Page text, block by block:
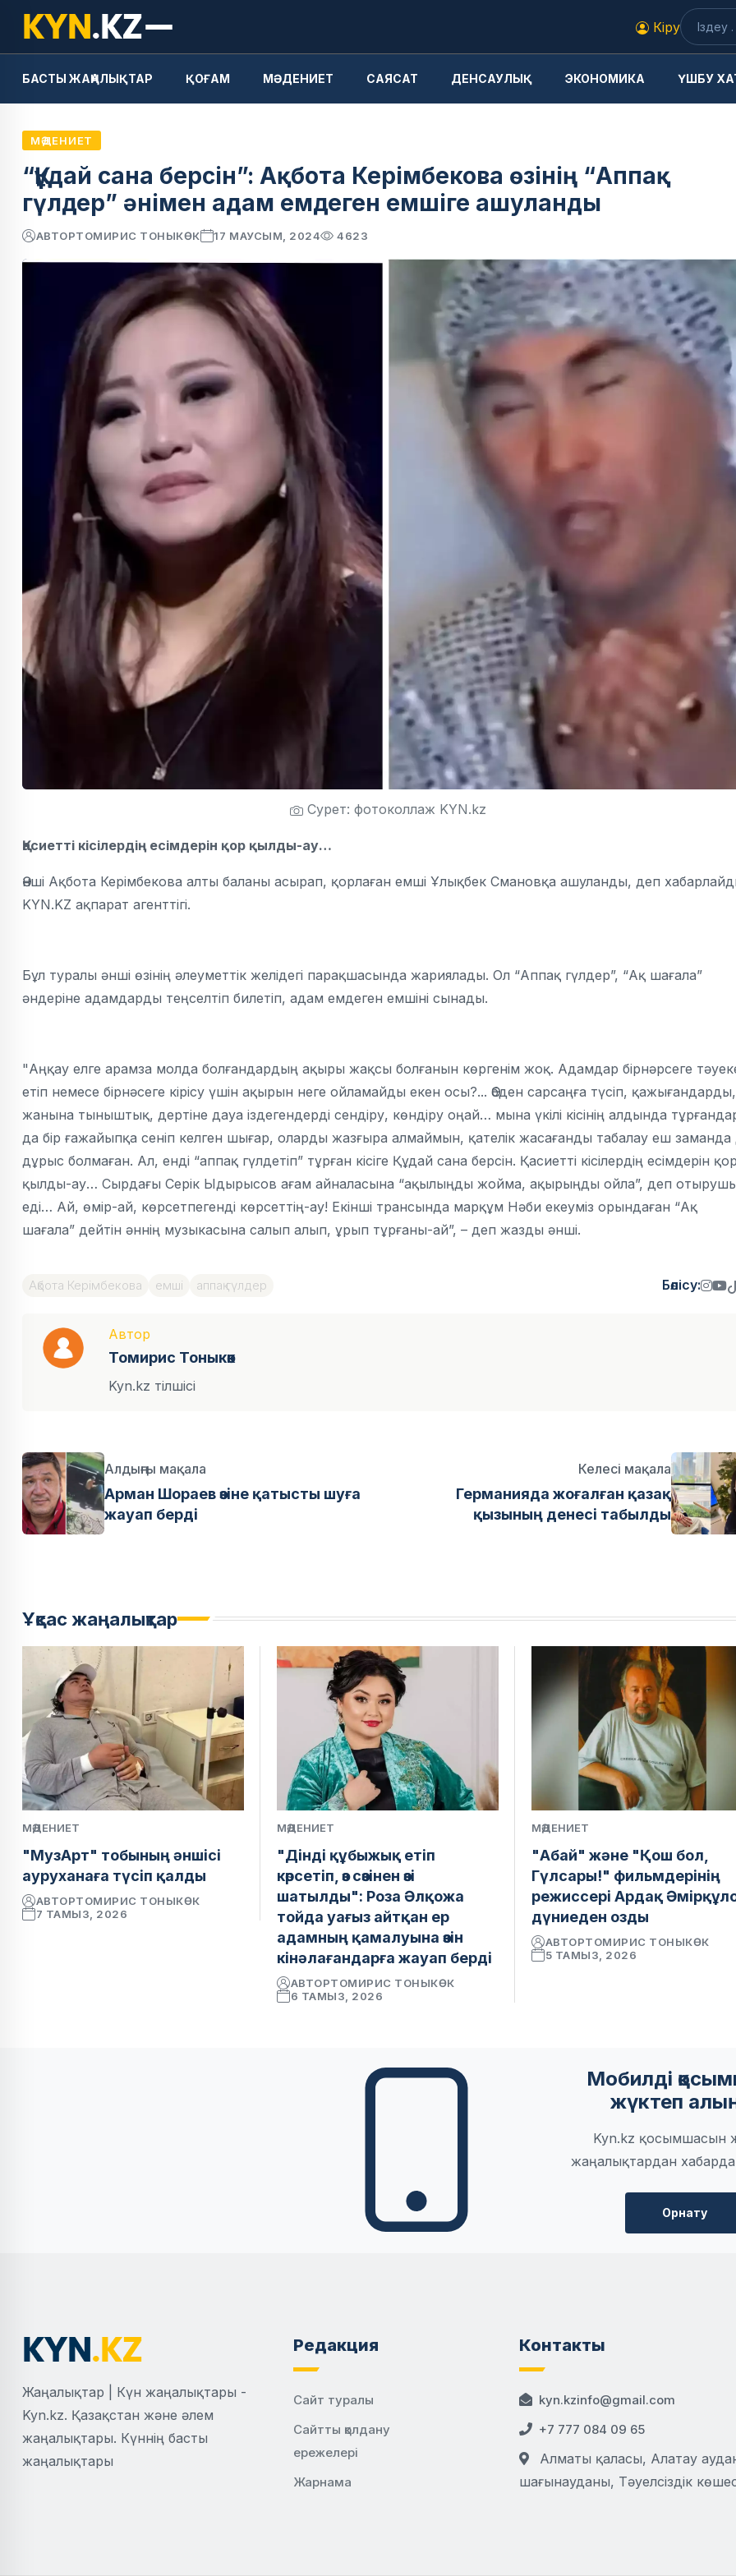
Кіру
БАСТЫ ЖАҢАЛЫҚТАР ҚОҒАМ МӘДЕНИЕТ САЯСАТ ДЕНСАУЛЫҚ ЭКОНОМИКА ҮШБУ
МӘДЕНИЕТ
“Құдай сана берсін”: Ақбота Керімбекова өзінің “Аппақ
гүлдер” әнімен адам емдеген емшіге ашуланды
АВТОРТОМИРИС ТОНЫКӨК 17 МАУСЫМ, 2024 4623
Сурет: фотоколлаж KYN.kz
Қасиетті кісілердің есімдерін қор қылды-ау…
Әнші Ақбота Керімбекова алты баланы асырап, қорлаған емші Ұлықбек Смановқа ашуланды, деп
KYN.KZ ақпарат агенттігі.
Бұл туралы әнші өзінің әлеуметтік желідегі парақшасында жариялады. Ол “Аппақ гүлдер”, “Ақ шағала”
әндеріне адамдарды теңселтіп билетіп, адам емдеген емшіні сынады.
"Аңқау елге арамза молда болғандардың ақыры жақсы болғанын көргенім жоқ. Адамдар бірнәрсеге
етіп немесе бірнәсеге кірісу үшін ақырын неге ойламайды екен осы?... Әбден сарсаңға түсіп, қажығандарды,
жанына тыныштық, дертіне дауа іздегендерді сендіру, көндіру оңай… мына үкілі кісінің алдында
да бір ғажайыпқа сеніп келген шығар, оларды жазғыра алмаймын, қателік жасағанды табалау еш заманда
дұрыс болмаған. Ал, енді “аппақ гүлдетіп” тұрған кісіге Құдай сана берсін. Қасиетті кісілердің есімдерін қор
қылды-ау… Сырдағы Серік Ыдырысов ағам айналасына “ақылыңды жойма, ақырыңды ойла”, деп
еді… Ай, өмір-ай, көрсетпегенді көрсеттің-ау! Екінші трансында марқұм Нәби екеуміз орындаған “Ақ
шағала” дейтін әннің музыкасына салып алып, ұрып тұрғаны-ай”, – деп жазды әнші.
Ақбота Керімбекова емші аппақ гүлдер Бөлісу:
Автор
Томирис Тоныкөк
Kyn.kz тілшісі
Алдыңғы мақала
Арман Шораев өзіне қатысты шуға
жауап берді
Келесі мақала
Германияда жоғалған қазақ
қызының денесі табылды
Ұқсас жаңалықтар
МӘДЕНИЕТ
"МузАрт" тобының әншісі
ауруханаға түсіп қалды
АВТОРТОМИРИС ТОНЫКӨК
7 ТАМЫЗ, 2026
МӘДЕНИЕТ
"Дінді құбыжық етіп
көрсетіп, өз сөзінен өзі
шатылды": Роза Әлқожа
тойда уағыз айтқан ер
адамның қамалуына өзін
кінәлағандарға жауап берді
АВТОРТОМИРИС ТОНЫКӨК
6 ТАМЫЗ, 2026
МӘДЕНИЕТ
"Абай" және "Қош бол,
Гүлсары!" фильмдерінің
режиссері Ардақ
дүниеден озды
АВТОРТОМИРИС ТОНЫКӨК
5 ТАМЫЗ, 2026
Мобилді
жүктеп
Kyn.kz қосымшасын
жаңалықтардан
Орнату
Жаңалықтар | Күн жаңалықтары -
Kyn.kz. Қазақстан және әлем
жаңалықтары. Күннің басты
жаңалықтары
Редакция
Сайт туралы
Сайтты қолдану
ережелері
Жарнама
Контакты
kyn.kzinfo@gmail.com
+7 777 084 09 65
Алматы қаласы, Алатау
шағынауданы, Тәуелсіздік